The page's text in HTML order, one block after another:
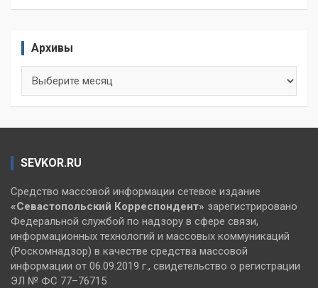
Архивы
SEVKOR.RU
Средство массовой информации сетевое издание
«Севастопольский Корреспондент» зарегистрировано
Федеральной службой по надзору в сфере связи,
информационных технологий и массовых коммуникаций
(Роскомнадзор) в качестве средства массовой
информации от 06.09.2019 г., свидетельство о регистрации
ЭЛ № ФС 77–76715